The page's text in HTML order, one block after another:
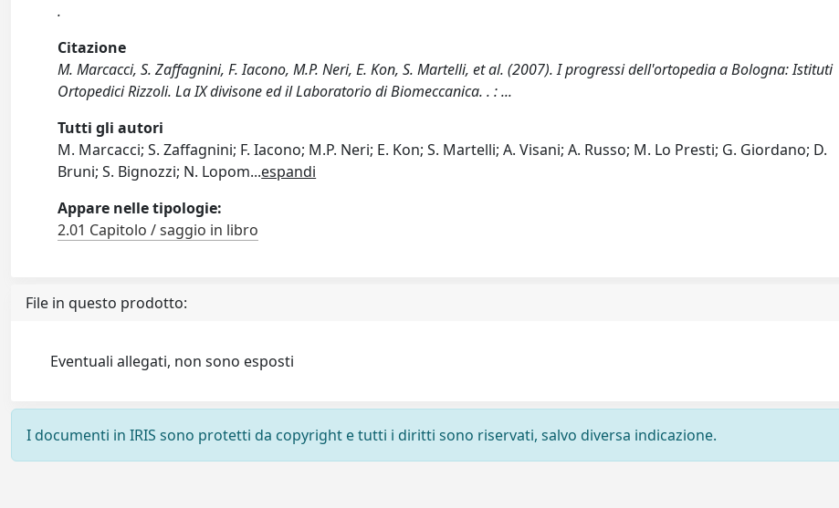
.
Citazione
M. Marcacci, S. Zaffagnini, F. Iacono, M.P. Neri, E. Kon, S. Martelli, et al. (2007). I progressi dell'ortopedia a Bologna: Istituti
Ortopedici Rizzoli. La IX divisone ed il Laboratorio di Biomeccanica. . : ...
Tutti gli autori
M. Marcacci; S. Zaffagnini; F. Iacono; M.P. Neri; E. Kon; S. Martelli; A. Visani; A. Russo; M. Lo Presti; G. Giordano; D.
Bruni; S. Bignozzi; N. Lopom...espandi
Appare nelle tipologie:
2.01 Capitolo / saggio in libro
File in questo prodotto:
Eventuali allegati, non sono esposti
I documenti in IRIS sono protetti da copyright e tutti i diritti sono riservati, salvo diversa indicazione.